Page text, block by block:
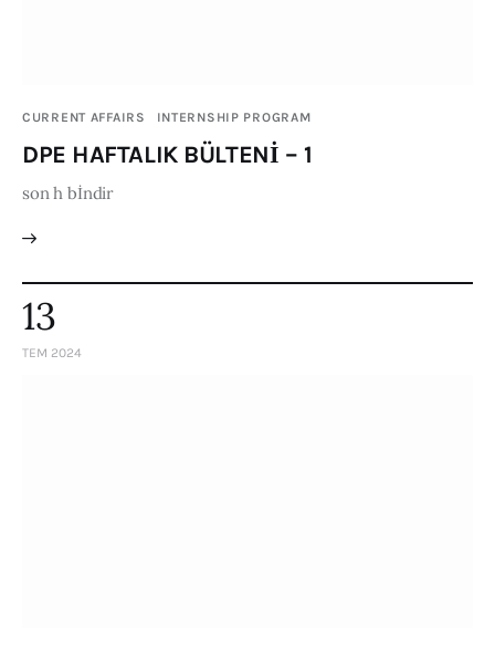
CURRENT AFFAIRS INTERNSHIP PROGRAM
DPE HAFTALIK BÜLTENİ – 1
son h bİndir
13
TEM 2024